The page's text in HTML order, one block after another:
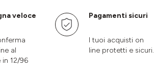
veloce
al
in 12/96
Pagamenti sicuri
I tuoi acquisti on
line protetti e sicuri.